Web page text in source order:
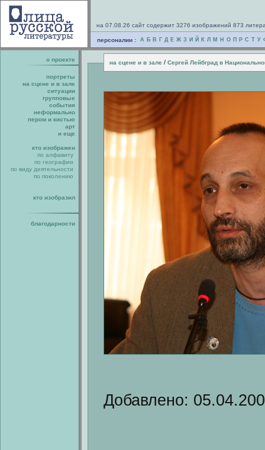
на 07.08.26 сайт содержит 3276 изображений 873
персоналии : А Б В Г Д Е Ж З И Й К Л М Н О П Р С Т У
о проекте на сцене и в зале / Сергей Лейбград в
портреты
на сцене и в зале
ситуации
групповые
события
неформально
пером и кистью
арт
и еще
кто изображен
по алфавиту
по географии
по виду деятельности
по поколению
кто изобразил
благодарности
Добавлено: